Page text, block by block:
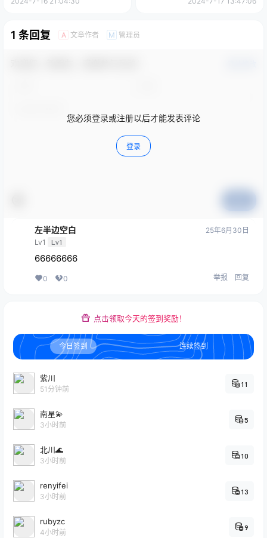
1 条回复 A 文章作者 M 管理员
您必须登录或注册以后才能发表评论
登录
左半边空白
Lv1 Lv1
25年6月30日
66666666
0 0 举报 回复
点击领取今天的签到奖励！
今日签到 连续签到
紫川
51分钟前
11
南星💫
3小时前
5
北川🌊
3小时前
10
renyifei
3小时前
13
rubyzc
4小时前
9